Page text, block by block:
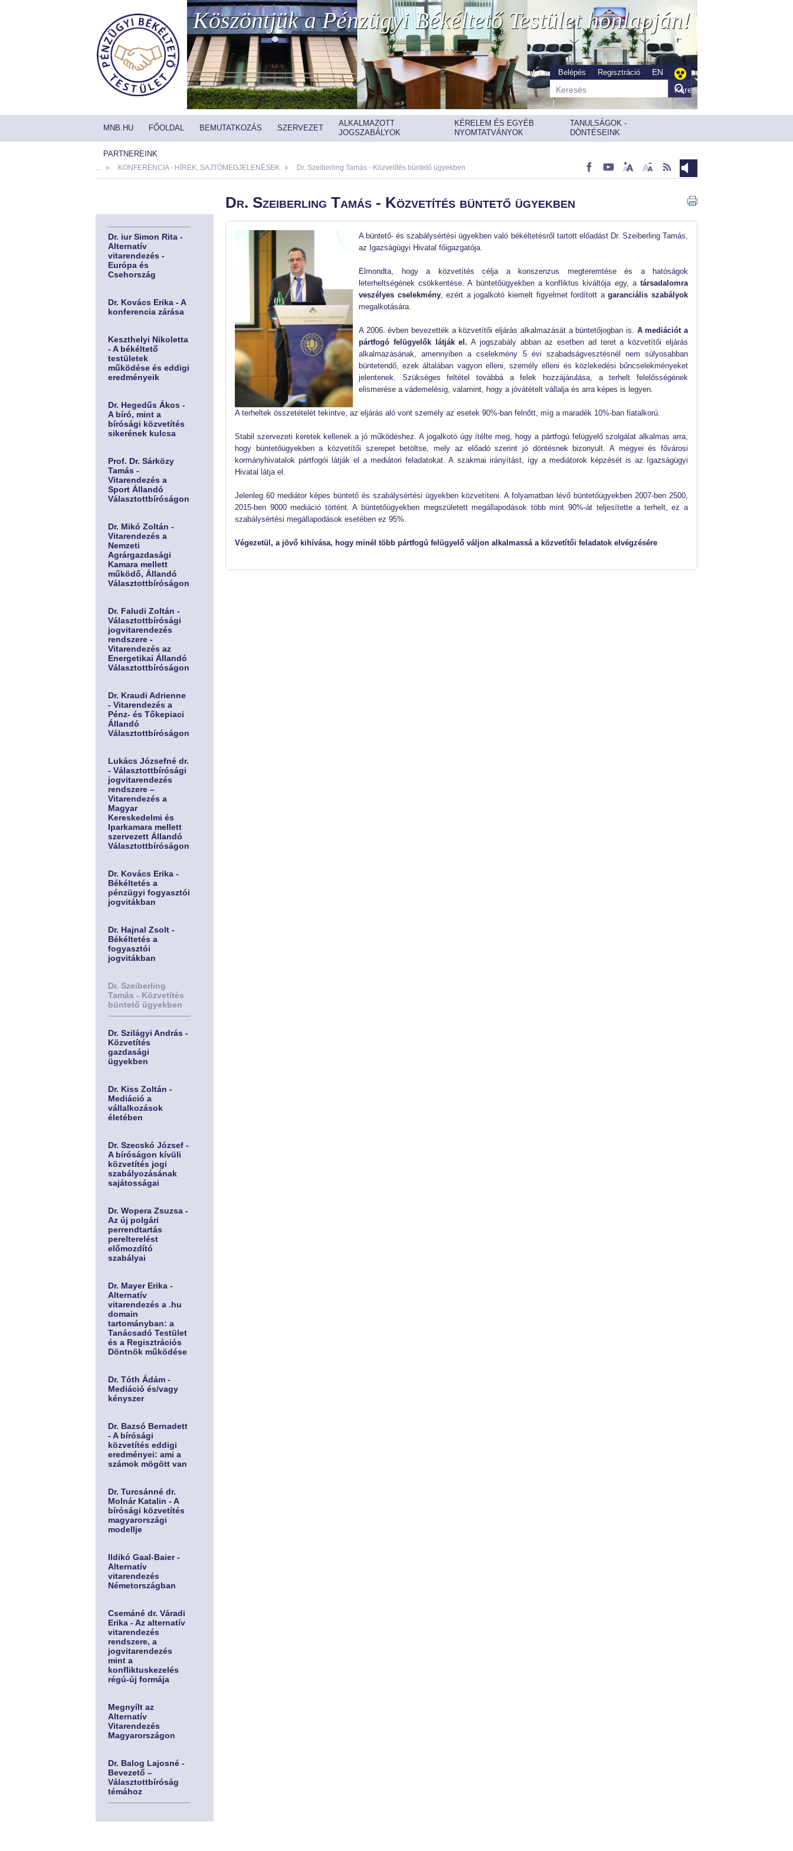
Köszöntjük a Pénzügyi Békéltető Testület honlapján!
MNB.HU FŐOLDAL BEMUTATKOZÁS SZERVEZET
ALKALMAZOTT
JOGSZABÁLYOK
KÉRELEM ÉS EGYÉB
NYOMTATVÁNYOK
TANULSÁGOK -
DÖNTÉSEINK
PARTNEREINK
Belépés Regisztráció EN
... KONFERENCIA - HÍREK, SAJTÓMEGJELENÉSEK Dr. Szeiberling Tamás - Közvetítés büntető ügyekben
Dr. iur Simon Rita -
Alternatív
vitarendezés -
Európa és
Csehország
Dr. Kovács Erika - A
konferencia zárása
Keszthelyi Nikoletta
- A békéltető
testületek
működése és eddigi
eredményeik
Dr. Hegedűs Ákos -
A bíró, mint a
bírósági közvetítés
sikerének kulcsa
Prof. Dr. Sárközy
Tamás -
Vitarendezés a
Sport Állandó
Választottbíróságon
Dr. Mikó Zoltán -
Vitarendezés a
Nemzeti
Agrárgazdasági
Kamara mellett
működő, Állandó
Választottbíróságon
Dr. Faludi Zoltán -
Választottbírósági
jogvitarendezés
rendszere -
Vitarendezés az
Energetikai Állandó
Választottbíróságon
Dr. Kraudi Adrienne
- Vitarendezés a
Pénz- és Tőkepiaci
Állandó
Választottbíróságon
Lukács Józsefné dr.
- Választottbírósági
jogvitarendezés
rendszere –
Vitarendezés a
Magyar
Kereskedelmi és
Iparkamara mellett
szervezett Állandó
Választottbíróságon
Dr. Kovács Erika -
Békéltetés a
pénzügyi fogyasztói
jogvitákban
Dr. Hajnal Zsolt -
Békéltetés a
fogyasztói
jogvitákban
Dr. Szeiberling
Tamás - Közvetítés
büntető ügyekben
Dr. Szilágyi András -
Közvetítés
gazdasági
ügyekben
Dr. Kiss Zoltán -
Mediáció a
vállalkozások
életében
Dr. Szecskó József -
A bíróságon kívüli
közvetítés jogi
szabályozásának
sajátosságai
Dr. Wopera Zsuzsa -
Az új polgári
perrendtartás
perelterelést
előmozdító
szabályai
Dr. Mayer Erika -
Alternatív
vitarendezés a .hu
domain
tartományban: a
Tanácsadó Testület
és a Regisztrációs
Döntnök működése
Dr. Tóth Ádám -
Mediáció és/vagy
kényszer
Dr. Bazsó Bernadett
- A bírósági
közvetítés eddigi
eredményei: ami a
számok mögött van
Dr. Turcsánné dr.
Molnár Katalin - A
bírósági közvetítés
magyarországi
modellje
Ildikó Gaal-Baier -
Alternatív
vitarendezés
Németországban
Csemáné dr. Váradi
Erika - Az alternatív
vitarendezés
rendszere, a
jogvitarendezés
mint a
konfliktuskezelés
régú-új formája
Megnyílt az
Alternatív
Vitarendezés
Magyarországon
Dr. Balog Lajosné -
Bevezető –
Választottbíróság
témához
Dr. Szeiberling Tamás - Közvetítés büntető ügyekben
nyomtatás
A büntető- és szabálysértési ügyekben való békéltetésről tartott előadást Dr. Szeiberling Tamás,
az Igazságügyi Hivatal főigazgatója.
Elmondta, hogy a közvetítés célja a konszenzus megteremtése és a hatóságok
leterheltségének csökkentése. A büntetőügyekben a konfliktus kiváltója egy, a társadalomra
veszélyes cselekmény, ezért a jogalkotó kiemelt figyelmet fordított agaranciális szabályok
megalkotására.
A 2006. évben bevezették a közvetítői eljárás alkalmazását a büntetőjogban is. A mediációt a
pártfogó felügyelők látják el. A jogszabály abban az esetben ad teret a közvetítői eljárás
alkalmazásának, amennyiben a cselekmény 5 évi szabadságvesztésnél nem súlyosabban
büntetendő, ezek általában vagyon elleni, személy elleni és közlekedési bűncselekményeket
jelentenek. Szükséges feltétel továbbá a felek hozzájárulása, a terhelt felelősségének
elismerése a vádemelésig, valamint, hogy a jóvátételt vállalja és arra képes is legyen.
A terheltek összetételét tekintve, az eljárás aló vont személy az esetek 90%-ban felnőtt, míg a maradék 10%-ban fiatalkorú.
Stabil szervezeti keretek kellenek a jó működéshez. A jogalkotó úgy ítélte meg, hogy a pártfogú felügyelő szolgálat alkalmas arra,
hogy büntetőügyekben a közvetítői szerepet betöltse, mely az előadó szerint jó döntésnek bizonyult. A megyei és fővárosi
kormányhivatalok pártfogói látják el a mediátori feladatokat. A szakmai irányítást, így a mediátorok képzését is az Igazságügyi
Hivatal látja el.
Jelenleg 60 mediátor képes büntető és szabálysértési ügyekben közvetíteni. A folyamatban lévő büntetőügyekben 2007-ben 2500,
2015-ben 9000 mediáció történt. A büntetőügyekben megszületett megállapodások több mint 90%-át teljesítette a terhelt, ez a
szabálysértési megállapodások esetében ez 95%.
Végezetül, a jövő kihívása, hogy minél több pártfogú felügyelő váljon alkalmassá a közvetítői feladatok elvégzésére